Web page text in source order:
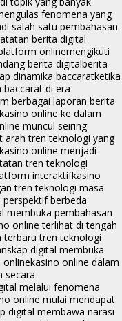
fenomena yang
salah satu pembahasan
berita digital
onlinemengikuti
berita digitalberita
dinamika baccaratketika
di era
berbagai laporan berita
online ke dalam
muncul seiring
arah tren teknologi yang
online menjadi
tren teknologi
interaktifkasino
tren teknologi masa
berbeda
membuka pembahasan
online terlihat di tengah
terbaru tren teknologi
digital membuka
onlinekasino online dalam
secara
melalui fenomena
online mulai mendapat
digital membawa narasi